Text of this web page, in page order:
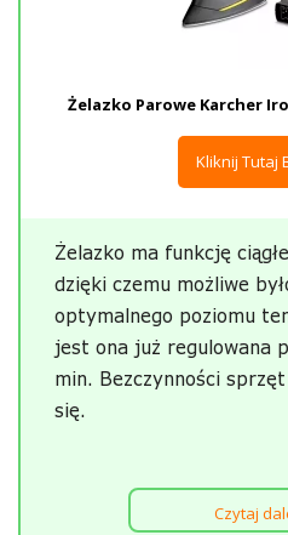
Żelazko Parowe Karcher
Kliknij Tutaj
Żelazko ma funkcję
dzięki czemu możliwe
optymalnego poziomu
jest ona już regulowana
min. Bezczynności
się.
Czytaj